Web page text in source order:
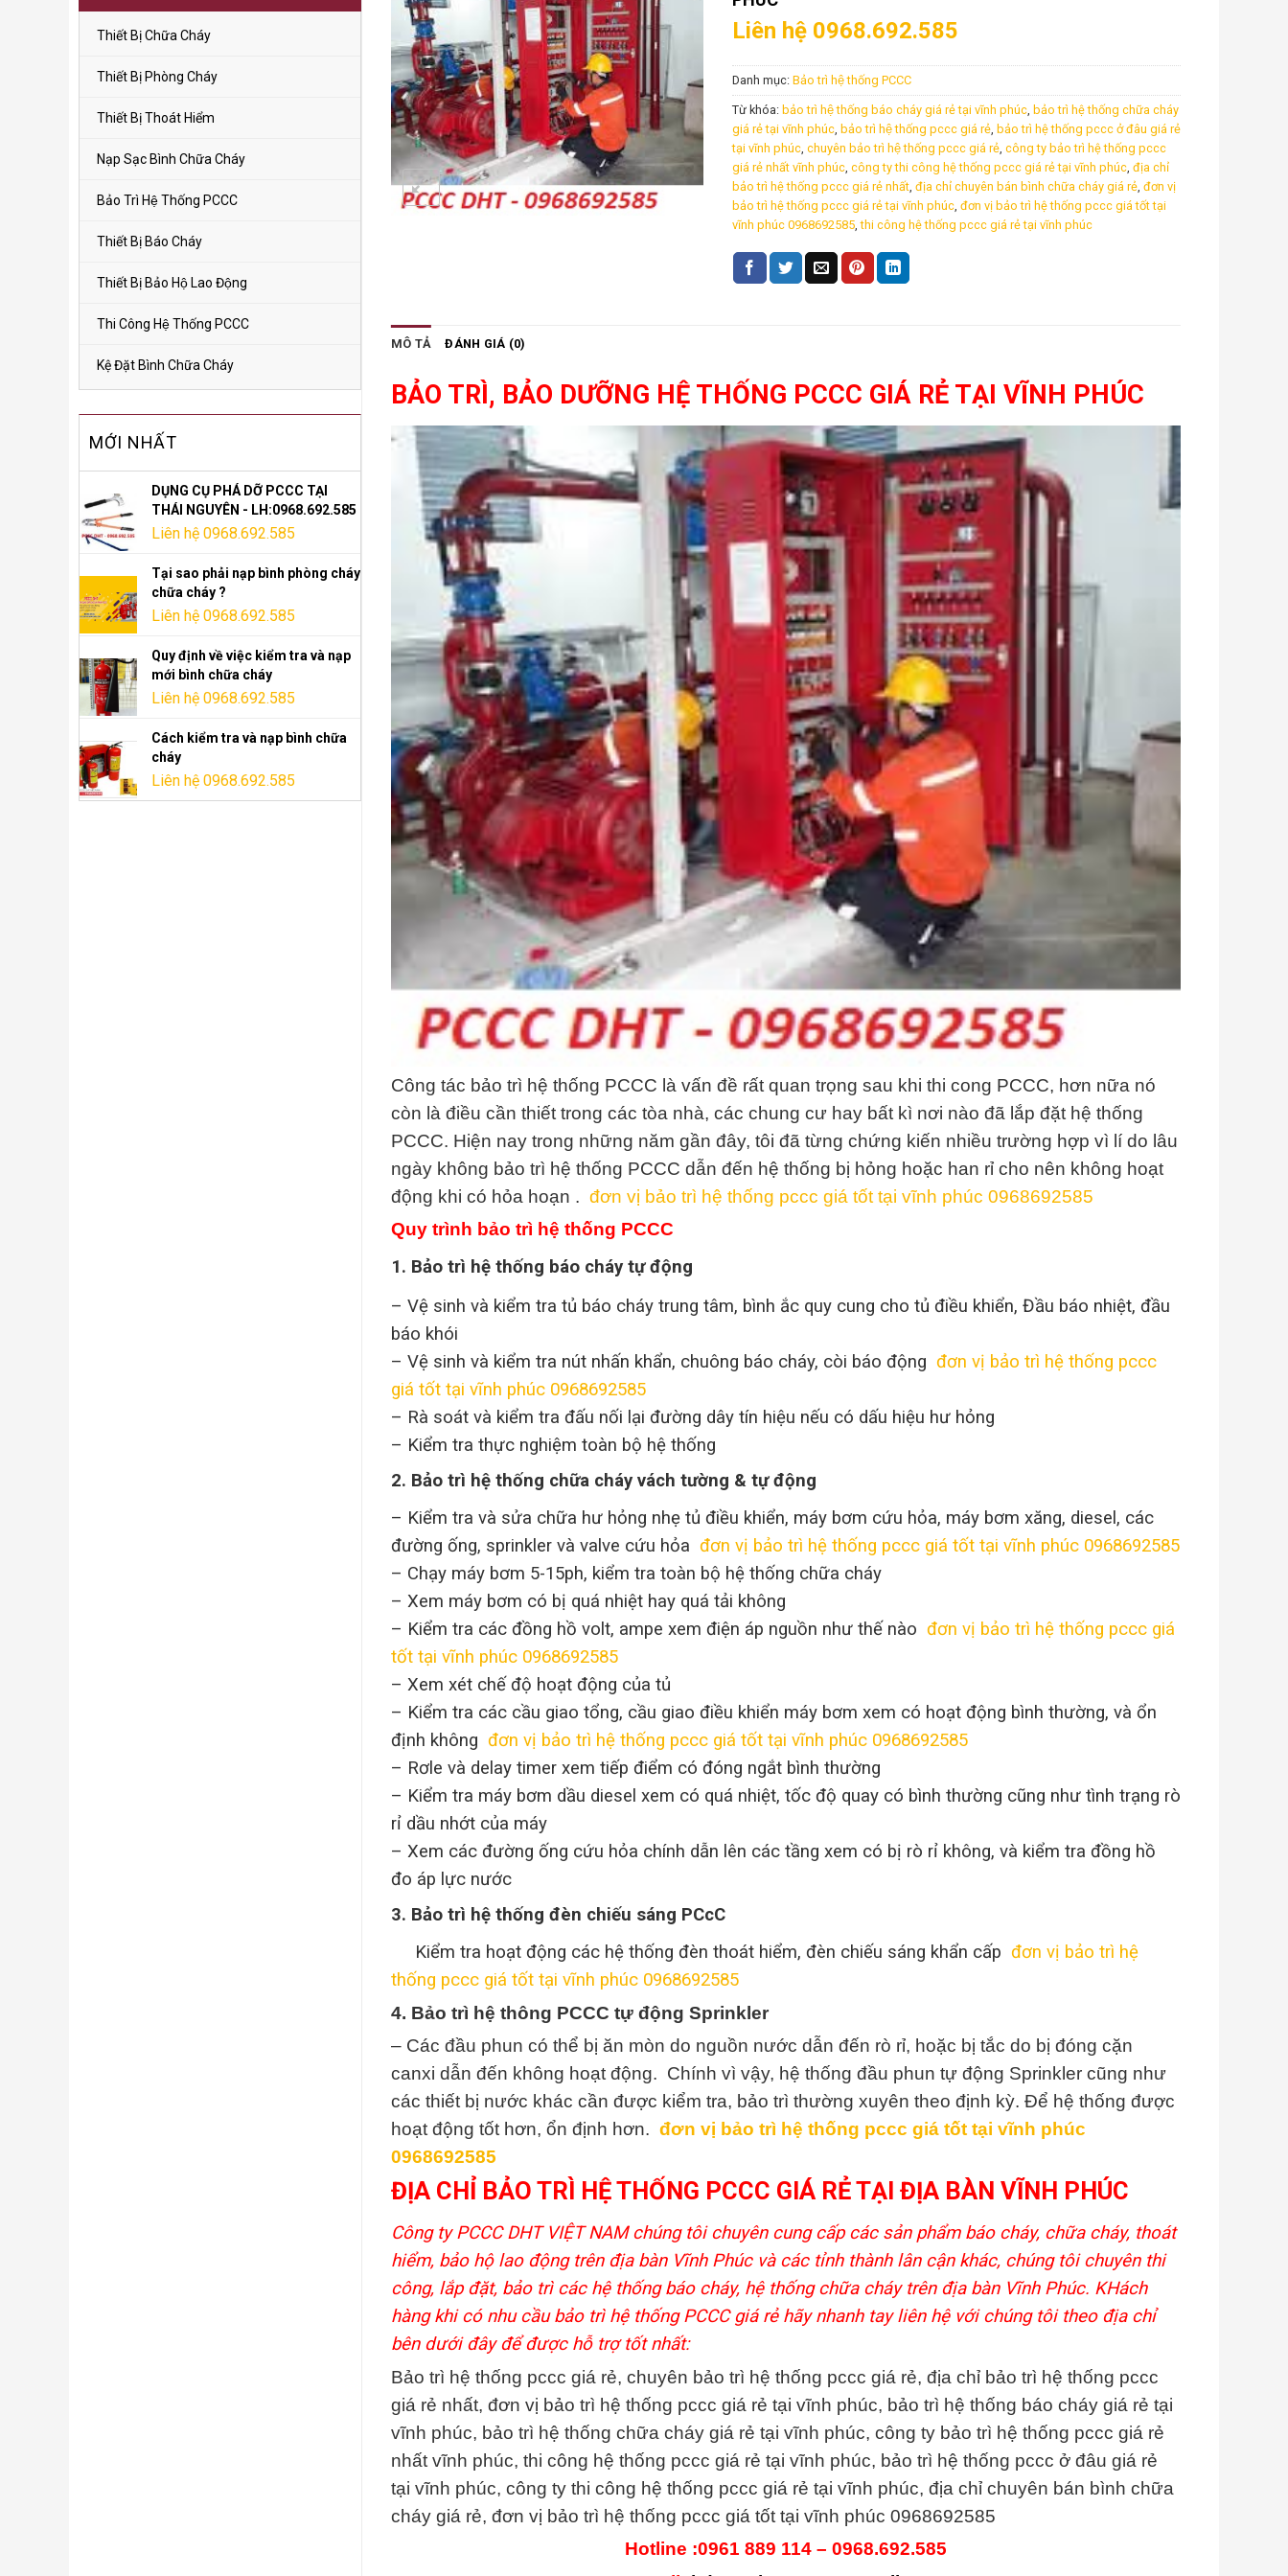
Thiết Bị Chữa Cháy
Thiết Bị Phòng Cháy
Thiết Bị Thoát Hiểm
Nạp Sạc Bình Chữa Cháy
Bảo Trì Hệ Thống PCCC
Thiết Bị Báo Cháy
Thiết Bị Bảo Hộ Lao Động
Thi Công Hệ Thống PCCC
Kệ Đặt Bình Chữa Cháy
MỚI NHẤT
DỤNG CỤ PHÁ DỠ PCCC TẠI
THÁI NGUYÊN - LH:0968.692.585
Liên hệ 0968.692.585
Tại sao phải nạp bình phòng cháy
chữa cháy ?
Liên hệ 0968.692.585
Quy định về việc kiểm tra và nạp
mới bình chữa cháy
Liên hệ 0968.692.585
Cách kiểm tra và nạp bình chữa
cháy
Liên hệ 0968.692.585
Liên hệ 0968.692.585
Danh mục: Bảo trì hệ thống PCCC
Từ khóa: bảo trì hệ thống báo cháy giá rẻ tại vĩnh phúc, bảo trì hệ thống chữa cháy
giá rẻ tại vĩnh phúc, bảo trì hệ thống pccc giá rẻ, bảo trì hệ thống pccc ở đâu giá rẻ
tại vĩnh phúc, chuyên bảo trì hệ thống pccc giá rẻ, công ty bảo trì hệ thống pccc
giá rẻ nhất vĩnh phúc, công ty thi công hệ thống pccc giá rẻ tại vĩnh phúc, địa chỉ
bảo trì hệ thống pccc giá rẻ nhất, địa chỉ chuyên bán bình chữa cháy giá rẻ, đơn vị
bảo trì hệ thống pccc giá rẻ tại vĩnh phúc, đơn vị bảo trì hệ thống pccc giá tốt tại
vĩnh phúc 0968692585,thi công hệ thống pccc giá rẻ tại vĩnh phúc
MÔ TẢ ĐÁNH GIÁ (0)
BẢO TRÌ, BẢO DƯỠNG HỆ THỐNG PCCC GIÁ RẺ TẠI VĨNH PHÚC
Công tác bảo trì hệ thống PCCC là vấn đề rất quan trọng sau khi thi cong PCCC, hơn nữa nó
còn là điều cần thiết trong các tòa nhà, các chung cư hay bất kì nơi nào đã lắp đặt hệ thống
PCCC. Hiện nay trong những năm gần đây, tôi đã từng chứng kiến nhiều trường hợp vì lí do lâu
ngày không bảo trì hệ thống PCCC dẫn đến hệ thống bị hỏng hoặc han rỉ cho nên không hoạt
động khi có hỏa hoạn . đơn vị bảo trì hệ thống pccc giá tốt tại vĩnh phúc 0968692585
Quy trình bảo trì hệ thống PCCC
1. Bảo trì hệ thống báo cháy tự động
– Vệ sinh và kiểm tra tủ báo cháy trung tâm, bình ắc quy cung cho tủ điều khiển, Đầu báo nhiệt, đầu
báo khói
– Vệ sinh và kiểm tra nút nhấn khẩn, chuông báo cháy, còi báo động đơn vị bảo trì hệ thống pccc
giá tốt tại vĩnh phúc 0968692585
– Rà soát và kiểm tra đấu nối lại đường dây tín hiệu nếu có dấu hiệu hư hỏng
– Kiểm tra thực nghiệm toàn bộ hệ thống
2. Bảo trì hệ thống chữa cháy vách tường & tự động
– Kiểm tra và sửa chữa hư hỏng nhẹ tủ điều khiển, máy bơm cứu hỏa, máy bơm xăng, diesel, các
đường ống, sprinkler và valve cứu hỏa đơn vị bảo trì hệ thống pccc giá tốt tại vĩnh phúc 0968692585
– Chạy máy bơm 5-15ph, kiểm tra toàn bộ hệ thống chữa cháy
– Xem máy bơm có bị quá nhiệt hay quá tải không
– Kiểm tra các đồng hồ volt, ampe xem điện áp nguồn như thế nào đơn vị bảo trì hệ thống pccc giá
tốt tại vĩnh phúc 0968692585
– Xem xét chế độ hoạt động của tủ
– Kiểm tra các cầu giao tổng, cầu giao điều khiển máy bơm xem có hoạt động bình thường, và ổn
định không đơn vị bảo trì hệ thống pccc giá tốt tại vĩnh phúc 0968692585
– Rơle và delay timer xem tiếp điểm có đóng ngắt bình thường
– Kiểm tra máy bơm dầu diesel xem có quá nhiệt, tốc độ quay có bình thường cũng như tình trạng rò
rỉ dầu nhớt của máy
– Xem các đường ống cứu hỏa chính dẫn lên các tầng xem có bị rò rỉ không, và kiểm tra đồng hồ
đo áp lực nước
3. Bảo trì hệ thống đèn chiếu sáng PCcC
Kiểm tra hoạt động các hệ thống đèn thoát hiểm, đèn chiếu sáng khẩn cấp đơn vị bảo trì hệ
thống pccc giá tốt tại vĩnh phúc 0968692585
4. Bảo trì hệ thông PCCC tự động Sprinkler
– Các đầu phun có thể bị ăn mòn do nguồn nước dẫn đến rò rỉ, hoặc bị tắc do bị đóng cặn
canxi dẫn đến không hoạt động. Chính vì vậy, hệ thống đầu phun tự động Sprinkler cũng như
các thiết bị nước khác cần được kiểm tra, bảo trì thường xuyên theo định kỳ. Để hệ thống được
hoạt động tốt hơn, ổn định hơn. đơn vị bảo trì hệ thống pccc giá tốt tại vĩnh phúc
0968692585
ĐỊA CHỈ BẢO TRÌ HỆ THỐNG PCCC GIÁ RẺ TẠI ĐỊA BÀN VĨNH PHÚC
Công ty PCCC DHT VIỆT NAM chúng tôi chuyên cung cấp các sản phẩm báo cháy, chữa cháy, thoát
hiểm, bảo hộ lao động trên địa bàn Vĩnh Phúc và các tỉnh thành lân cận khác, chúng tôi chuyên thi
công, lắp đặt, bảo trì các hệ thống báo cháy, hệ thống chữa cháy trên địa bàn Vĩnh Phúc. KHách
hàng khi có nhu cầu bảo trì hệ thống PCCC giá rẻ hãy nhanh tay liên hệ với chúng tôi theo địa chỉ
bên dưới đây để được hỗ trợ tốt nhất:
Bảo trì hệ thống pccc giá rẻ, chuyên bảo trì hệ thống pccc giá rẻ, địa chỉ bảo trì hệ thống pccc
giá rẻ nhất, đơn vị bảo trì hệ thống pccc giá rẻ tại vĩnh phúc, bảo trì hệ thống báo cháy giá rẻ tại
vĩnh phúc, bảo trì hệ thống chữa cháy giá rẻ tại vĩnh phúc, công ty bảo trì hệ thống pccc giá rẻ
nhất vĩnh phúc, thi công hệ thống pccc giá rẻ tại vĩnh phúc, bảo trì hệ thống pccc ở đâu giá rẻ
tại vĩnh phúc, công ty thi công hệ thống pccc giá rẻ tại vĩnh phúc, địa chỉ chuyên bán bình chữa
cháy giá rẻ, đơn vị bảo trì hệ thống pccc giá tốt tại vĩnh phúc 0968692585
Hotline :0961 889 114 – 0968.692.585